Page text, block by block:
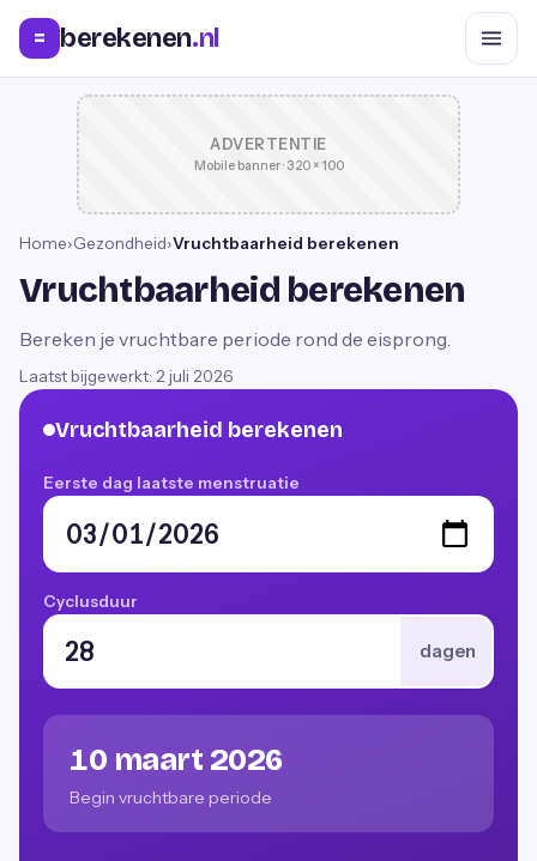
= berekenen.nl
ADVERTENTIE
Mobile banner · 320 × 100
Home›Gezondheid›Vruchtbaarheid berekenen
Vruchtbaarheid berekenen
Bereken je vruchtbare periode rond de eisprong.
Laatst bijgewerkt: 2 juli 2026
Vruchtbaarheid berekenen
Eerste dag laatste menstruatie
Cyclusduur
dagen
10 maart 2026
Begin vruchtbare periode